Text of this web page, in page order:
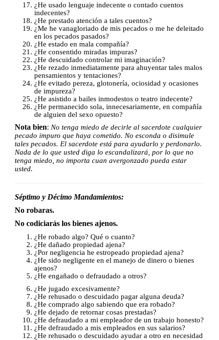
¿He usado lenguaje indecente o contado cuentos
indecentes?
¿He prestado atención a tales cuentos?
¿Me he vanagloriado de mis pecados o me he deleitado
en los pecados pasados?
¿He estado en mala compañía?
¿He consentido miradas impuras?
¿He descuidado controlar mi imaginación?
¿He rezado inmediatamente para ahuyentar tales malos
pensamientos y tentaciones?
¿He evitado pereza, glotonería, ociosidad y ocasiones
de impureza?
¿He asistido a bailes inmodestos o teatro indecente?
¿He permanecido sola, innecesariamente, en compañía
de alguien del sexo opuesto?
Nota bien: No tenga miedo de decirle al sacerdote cualquier
pecado impuro que haya cometido. No esconda o disimule
tales pecados. El sacerdote está para ayudarlo y perdonarlo.
Nada de lo que usted diga lo escandalizará, por lo que no
tenga miedo, no importa cuan avergonzado pueda estar
usted.
Séptimo y Décimo Mandamientos:
No robaras.
No codiciarás los bienes ajenos.
¿He robado algo? Qué o cuanto?
¿He dañado propiedad ajena?
¿Por negligencia he estropeado propiedad ajena?
¿He sido negligente en el manejo de dinero o bienes
ajenos?
¿He engañado o defraudado a otros?
¿He jugado excesivamente?
¿He rehusado o descuidado pagar alguna deuda?
¿He comprado algo sabiendo que era robado?
¿He dejado de retornar cosas prestadas?
¿He defraudado a mi empleador de un trabajo honesto?
¿He defraudado a mis empleados en sus salarios?
¿He rehusado o descuidado ayudar a otro en necesidad